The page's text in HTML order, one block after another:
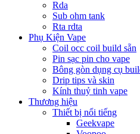
Rda
Sub ohm tank
Rta rdta
Phụ Kiện Vape
Coil occ coil build sẵn
Pin sạc pin cho vape
Bông gòn dụng cụ
Drip tips và skin
Kính thuỷ tinh vape
Thương hiệu
Thiết bị nổi tiếng
Geekvape